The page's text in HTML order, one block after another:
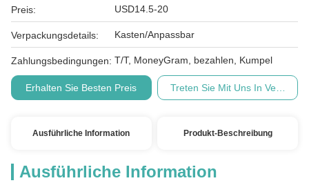
Preis: USD14.5-20
Verpackungsdetails: Kasten/Anpassbar
Zahlungsbedingungen: T/T, MoneyGram, bezahlen, Kumpel
Erhalten Sie Besten Preis Treten Sie Mit Uns In
Ausführliche Information Produkt-Beschreibung
Ausführliche Information